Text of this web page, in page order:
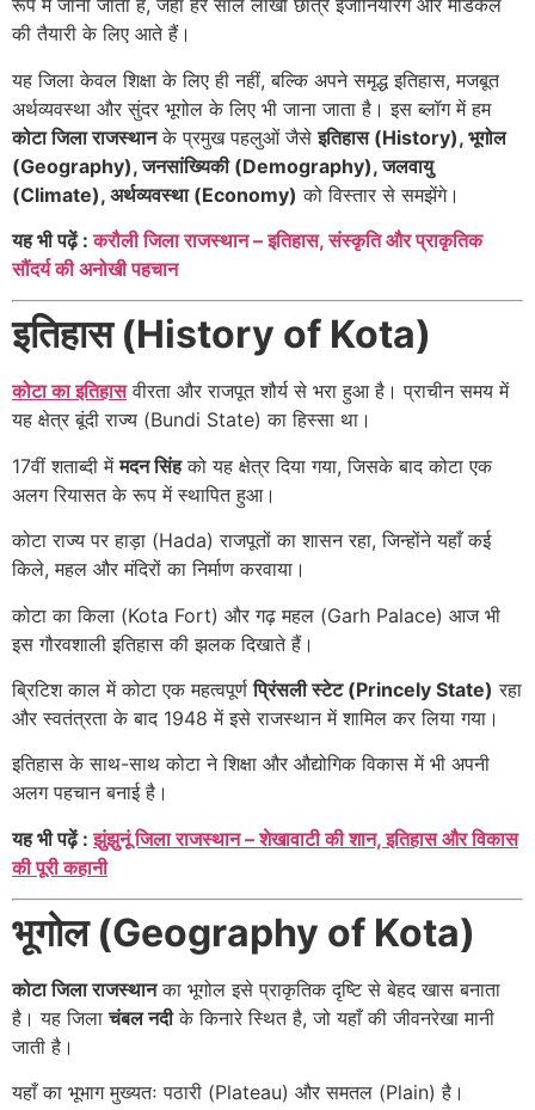
रूप में जाना जाता है, जहाँ हर साल लाखों छात्र इंजीनियरिंग और मेडिकल
की तैयारी के लिए आते हैं।
यह जिला केवल शिक्षा के लिए ही नहीं, बल्कि अपने समृद्ध इतिहास, मजबूत
अर्थव्यवस्था और सुंदर भूगोल के लिए भी जाना जाता है। इस ब्लॉग में हम
कोटा जिला राजस्थानके प्रमुख पहलुओं जैसेइतिहास (History), भूगोल
(Geography), जनसांख्यिकी (Demography), जलवायु
(Climate), अर्थव्यवस्था (Economy) को विस्तार से समझेंगे।
यह भी पढ़ें :करौली जिला राजस्थान – इतिहास, संस्कृति और प्राकृतिक
सौंदर्य की अनोखी पहचान
इतिहास (History of Kota)
कोटा का इतिहासवीरता और राजपूत शौर्य से भरा हुआ है। प्राचीन समय में
यह क्षेत्र बूंदी राज्य (Bundi State) का हिस्सा था।
17वीं शताब्दी मेंमदन सिंहको यह क्षेत्र दिया गया, जिसके बाद कोटा एक
अलग रियासत के रूप में स्थापित हुआ।
कोटा राज्य पर हाड़ा (Hada) राजपूतों का शासन रहा, जिन्होंने यहाँ कई
किले, महल और मंदिरों का निर्माण करवाया।
कोटा का किला (Kota Fort) और गढ़ महल (Garh Palace) आज भी
इस गौरवशाली इतिहास की झलक दिखाते हैं।
ब्रिटिश काल में कोटा एक महत्वपूर्णप्रिंसली स्टेट (Princely State) रहा
और स्वतंत्रता के बाद 1948 में इसे राजस्थान में शामिल कर लिया गया।
इतिहास के साथ-साथ कोटा ने शिक्षा और औद्योगिक विकास में भी अपनी
अलग पहचान बनाई है।
यह भी पढ़ें :झुंझुनूं जिला राजस्थान – शेखावाटी की शान, इतिहास और विकास
की पूरी कहानी
भूगोल (Geography of Kota)
कोटा जिला राजस्थानका भूगोल इसे प्राकृतिक दृष्टि से बेहद खास बनाता
है। यह जिलाचंबल नदीके किनारे स्थित है, जो यहाँ की जीवनरेखा मानी
जाती है।
यहाँ का भूभाग मुख्यतः पठारी (Plateau) और समतल (Plain) है।